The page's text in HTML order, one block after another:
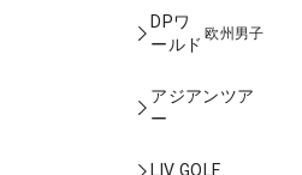
DPワ
ールド
欧州男子
アジアンツア
ー
LIV GOLF